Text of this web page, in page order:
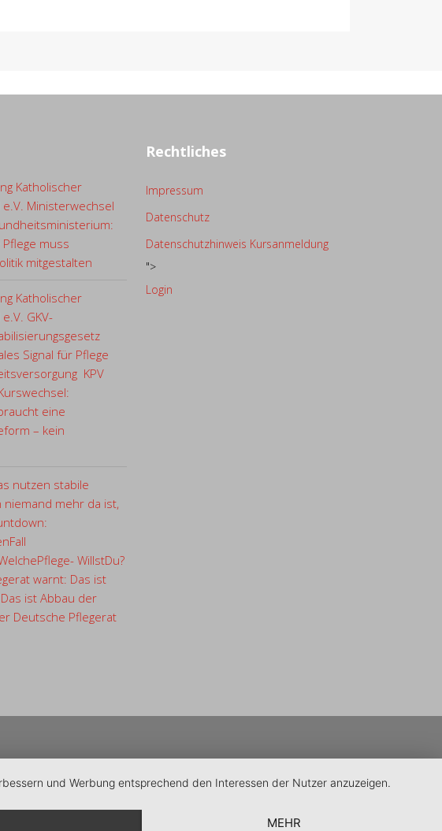
Katholischer
Ministerwechsel
muss
mitgestalten
Katholischer
GKV-
Signal für Pflege
KPV
eine
– kein
nutzen stabile
niemand mehr da ist,
WillstDu?
warnt: Das ist
ist Abbau der
Deutsche Pflegerat
Rechtliches
Impressum
Datenschutz
Datenschutzhinweis Kursanmeldung
">
Login
und Werbung entsprechend den Interessen der Nutzer anzuzeigen.
MEHR